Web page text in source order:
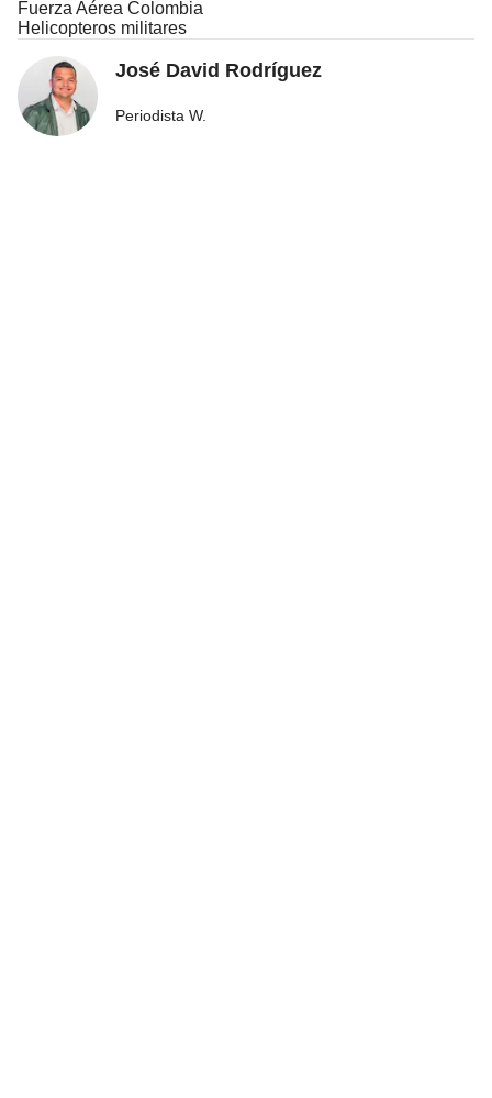
Fuerza Aérea Colombia
Helicopteros militares
José David Rodríguez
Periodista W.